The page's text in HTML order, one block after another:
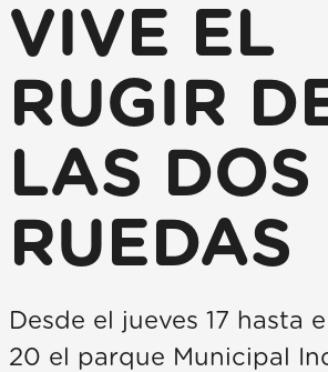
VIVE EL
RUGIR
LAS DOS
RUEDAS
Desde el jueves 17 hasta
20 el parque Municipal